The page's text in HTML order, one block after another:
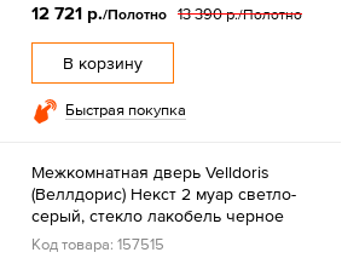
12 721 р./Полотно 13 390 р./Полотно
В корзину
Быстрая покупка
Межкомнатная дверь Velldoris
(Веллдорис) Некст 2 муар светло-
серый, стекло лакобель черное
Код товара: 157515